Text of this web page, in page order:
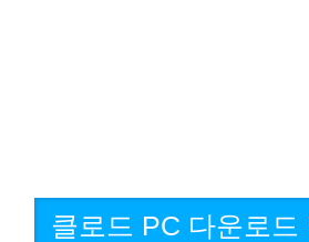
클로드 PC 다운로드